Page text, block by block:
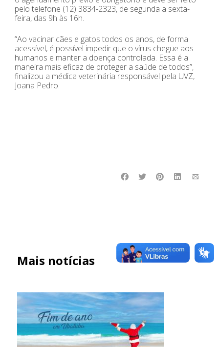
pelo telefone (12) 3834-2323, de segunda a sexta-
feira, das 9h às 16h.
“Ao vacinar cães e gatos todos os anos, de forma
acessível, é possível impedir que o vírus chegue aos
humanos e manter a doença controlada. Essa é a
maneira mais eficaz de proteger a saúde de todos”,
finalizou a médica veterinária responsável pela UVZ,
Joana Pedro.
Mais notícias